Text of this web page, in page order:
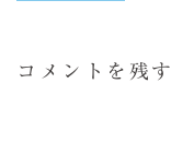
コメントを残す